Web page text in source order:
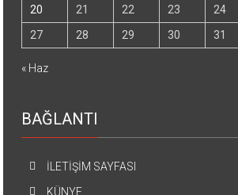
20
21 22 23 24
27
28 29 30 31
« Haz
BAĞLANTI
İLETİŞİM SAYFASI
KÜNYE